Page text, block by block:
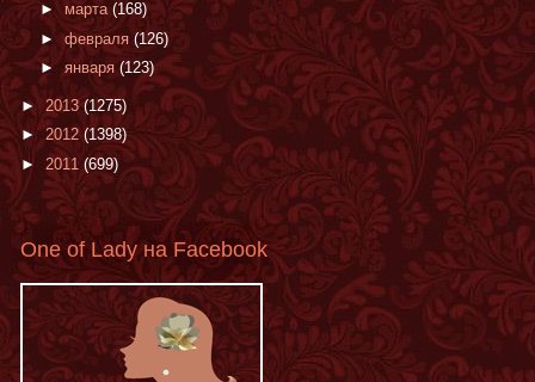
► марта (168)
►февраля (126)
►января (123)
► 2013(1275)
►2012 (1398)
► 2011 (699)
One of Lady на Facebook